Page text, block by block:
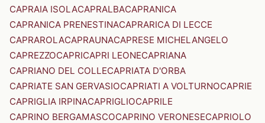
CAPRAIA ISOLACAPRALBACAPRANICA
CAPRANICA PRENESTINACAPRARICA DI LECCE
CAPRAROLACAPRAUNACAPRESE MICHELANGELO
CAPREZZOCAPRICAPRI LEONECAPRIANA
CAPRIANO DEL COLLECAPRIATA D'ORBA
CAPRIATE SAN GERVASIOCAPRIATI A VOLTURNOCAPRIE
CAPRIGLIA IRPINACAPRIGLIOCAPRILE
CAPRINO BERGAMASCOCAPRINO VERONESECAPRIOLO